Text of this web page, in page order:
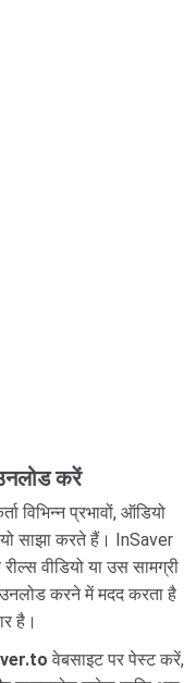
करें
विभिन्न प्रभावों, ऑडियो
साझा करते हैं। InSaver
वीडियो या उस सामग्री
करने में मदद करता है
है।
वेबसाइट पर पेस्ट करें,